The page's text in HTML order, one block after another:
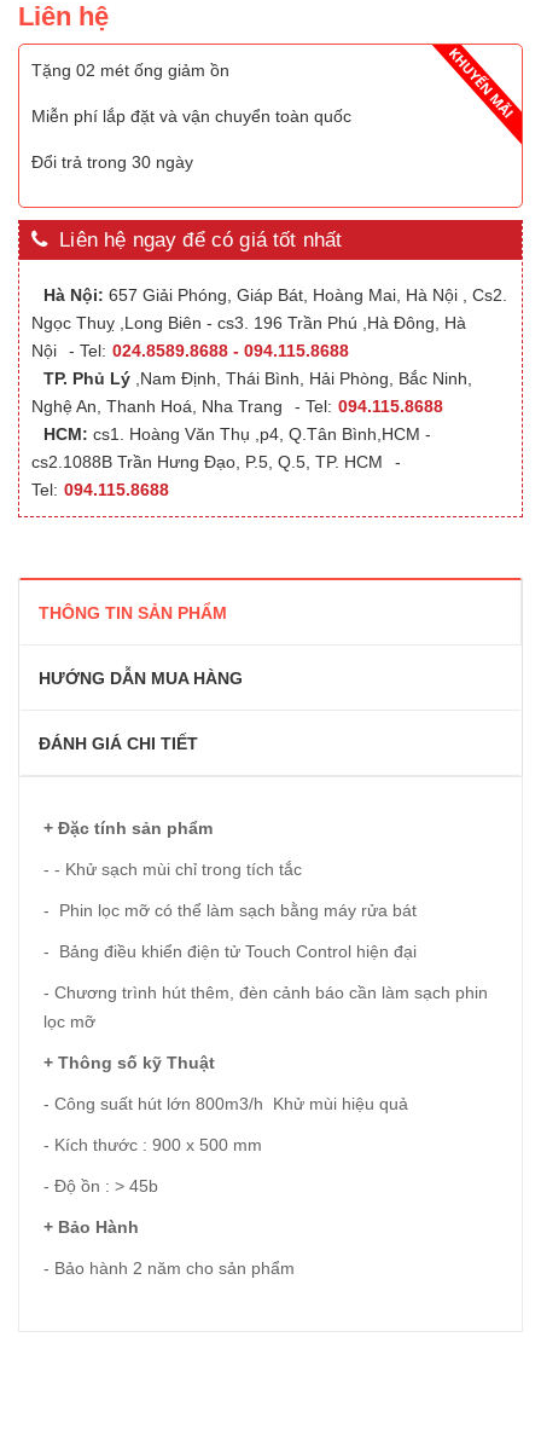
Liên hệ
Tặng 02 mét ống giảm ồn
Miễn phí lắp đặt và vận chuyển toàn quốc
Đổi trả trong 30 ngày
Liên hệ ngay để có giá tốt nhất
Hà Nội: 657 Giải Phóng, Giáp Bát, Hoàng Mai, Hà Nội , Cs2.
Ngọc Thuỵ ,Long Biên - cs3. 196 Trần Phú ,Hà Đông, Hà
Nội
- Tel: 024.8589.8688 - 094.115.8688
TP. Phủ Lý ,Nam Định, Thái Bình, Hải Phòng, Bắc Ninh,
Nghệ An, Thanh Hoá, Nha Trang
- Tel: 094.115.8688
HCM: cs1. Hoàng Văn Thụ ,p4, Q.Tân Bình,HCM -
cs2.1088B Trần Hưng Đạo, P.5, Q.5, TP. HCM
-
Tel: 094.115.8688
THÔNG TIN SẢN PHẨM
HƯỚNG DẪN MUA HÀNG
ĐÁNH GIÁ CHI TIẾT
+ Đặc tính sản phẩm
- - Khử sạch mùi chỉ trong tích tắc
- Phin lọc mỡ có thể làm sạch bằng máy rửa bát
- Bảng điều khiển điện tử Touch Control hiện đại
- Chương trình hút thêm, đèn cảnh báo cần làm sạch phin
lọc mỡ
+ Thông số kỹ Thuật
- Công suất hút lớn 800m3/h Khử mùi hiệu quả
- Kích thước : 900 x 500 mm
- Độ ồn : > 45b
+ Bảo Hành
- Bảo hành 2 năm cho sản phẩm